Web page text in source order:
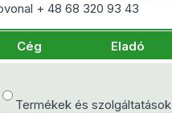
+ 48 68 320 93 43
Cég Eladó
Termékek és szolgáltatások